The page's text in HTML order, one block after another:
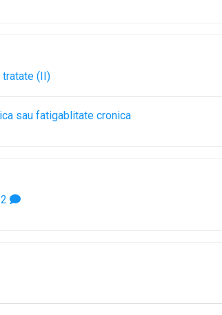
tratate (II)
sau fatigablitate cronica
2